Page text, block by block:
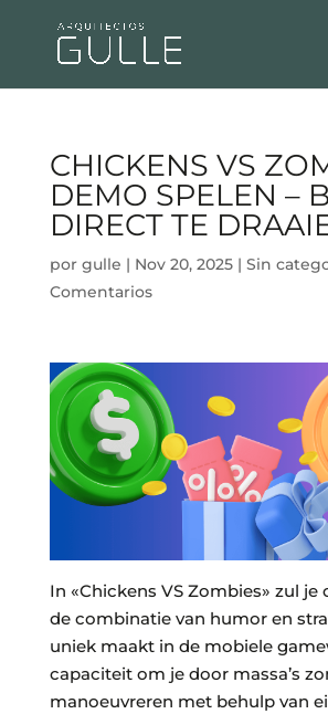
CHICKENS VS
DEMO SPELEN –
DIRECT TE
por gulle | Nov 20, 2025| Sin
Comentarios
In «Chickens VS Zombies» zul
de combinatie van humor en
uniek maakt in de mobiele
capaciteit om je door massa’s
manoeuvreren met behulp van